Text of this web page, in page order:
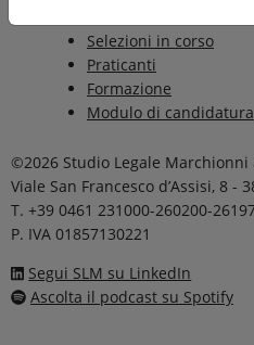
Selezioni in corso
Praticanti
Formazione
Modulo di candidatura
©2026 Studio Legale Marchionni
Viale San Francesco d’Assisi, 8 -
T. +39 0461 231000-260200-
P. IVA 01857130221
Segui SLM su LinkedIn
Ascolta il podcast su Spotify